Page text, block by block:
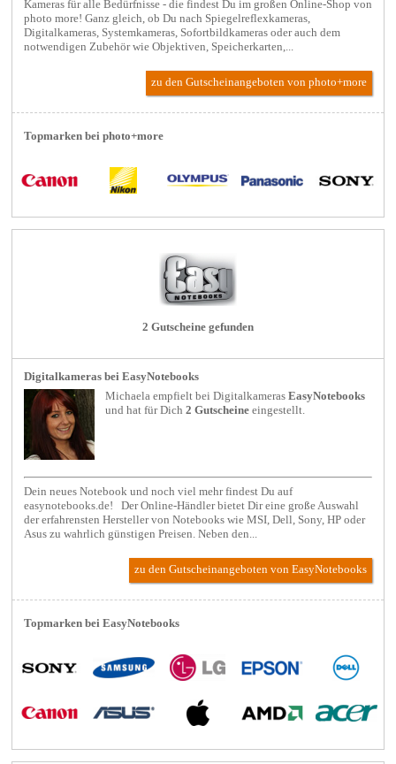
Kameras für alle Bedürfnisse - die findest Du im großen Online-Shop von
photo more! Ganz gleich, ob Du nach Spiegelreflexkameras,
Digitalkameras, Systemkameras, Sofortbildkameras oder auch dem
notwendigen Zubehör wie Objektiven, Speicherkarten,...
zu den Gutscheinangeboten von photo+more
Topmarken bei photo+more
2 Gutscheine gefunden
Digitalkameras bei EasyNotebooks
Michaela empfielt beiDigitalkameras EasyNotebooks
und hat für Dich2 Gutscheine eingestellt.
Dein neues Notebook und noch viel mehr findest Du auf
easynotebooks.de! Der Online-Händler bietet Dir eine große Auswahl
der erfahrensten Hersteller von Notebooks wie MSI, Dell, Sony, HP oder
Asus zu wahrlich günstigen Preisen. Neben den...
zu den Gutscheinangeboten von EasyNotebooks
Topmarken bei EasyNotebooks